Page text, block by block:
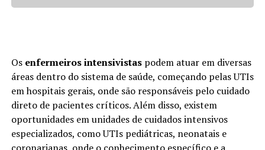
Os enfermeiros intensivistaspodem atuar em diversas
áreas dentro do sistema de saúde, começando pelas UTIs
em hospitais gerais, onde são responsáveis pelo cuidado
direto de pacientes críticos. Além disso, existem
oportunidades em unidades de cuidados intensivos
especializados, como UTIs pediátricas, neonatais e